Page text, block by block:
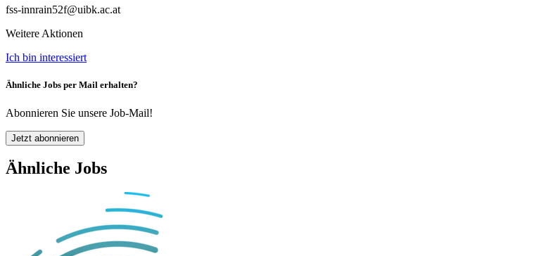
fss-innrain52f@uibk.ac.at
Weitere Aktionen
Ich bin interessiert
Ähnliche Jobs per Mail erhalten?
Abonnieren Sie unsere Job-Mail!
Jetzt abonnieren
Ähnliche Jobs